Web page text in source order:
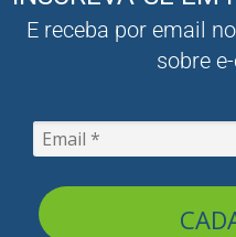
E receba por email
sobre